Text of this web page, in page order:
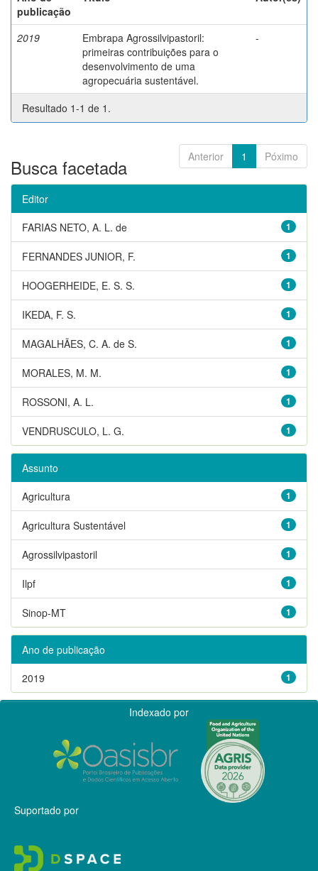
publicação
2019
Embrapa Agrossilvipastoril:
primeiras contribuições para o
desenvolvimento de uma
agropecuária sustentável.
-
Resultado 1-1 de 1.
Anterior 1 Póximo
Busca facetada
Editor
1
FARIAS NETO, A. L. de
1
FERNANDES JUNIOR, F.
1
HOOGERHEIDE, E. S. S.
1
IKEDA, F. S.
1
MAGALHÃES, C. A. de S.
1
MORALES, M. M.
1
ROSSONI, A. L.
1
VENDRUSCULO, L. G.
Assunto
1
Agricultura
1
Agricultura Sustentável
1
Agrossilvipastoril
1
Ilpf
1
Sinop-MT
Ano de publicação
1
2019
Indexado por
Suportado por